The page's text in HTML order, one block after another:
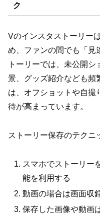
ク
Vのインスタストーリー
め、ファンの間でも「見
トーリーでは、未公開
景、グッズ紹介なども頻
は、オフショットや自撮
待が高まっています。
ストーリー保存のテクニ
スマホでストーリー
能を利用する
動画の場合は画面収
保存した画像や動画